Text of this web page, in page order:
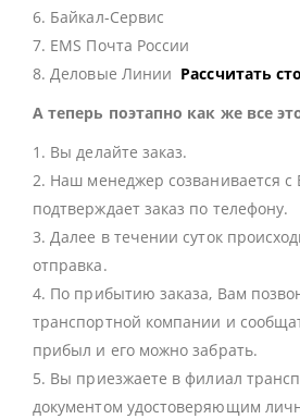
6. Байкал-Сервис
7. EMS Почта России
8. Деловые Линии Рассчитать
А теперь поэтапно как же все
1. Вы делайте заказ.
2. Наш менеджер созванивается с
подтверждает заказ по телефону.
3. Далее в течении суток
отправка.
4. По прибытию заказа, Вам
транспортной компании и
прибыл и его можно забрать.
5. Вы приезжаете в филиал
документом удостоверяющим